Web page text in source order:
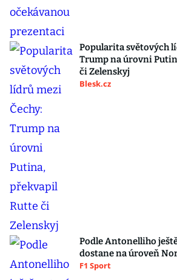
Popularita světových
Trump na úrovni
či Zelenskyj
Blesk.cz
Podle Antonelliho
dostane na úroveň
F1 Sport